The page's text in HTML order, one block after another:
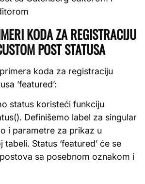
KODA ZA REGISTRACIJU
POST STATUSA
koda za registraciju
‘featured’:
status koristeći funkciju
Definišemo label za singular
i parametre za prikaz u
Status ‘featured’ će se
sa posebnom oznakom i